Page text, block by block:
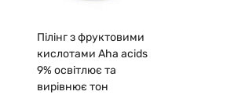
Пілінг з фруктовими
кислотами Aha acids
9% освітлює та
вирівнює тон